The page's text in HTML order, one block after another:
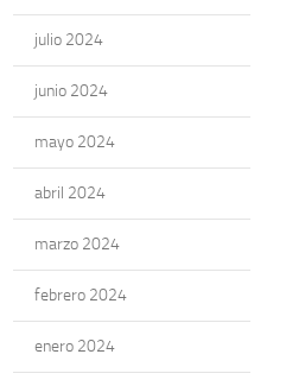
julio 2024
junio 2024
mayo 2024
abril 2024
marzo 2024
febrero 2024
enero 2024